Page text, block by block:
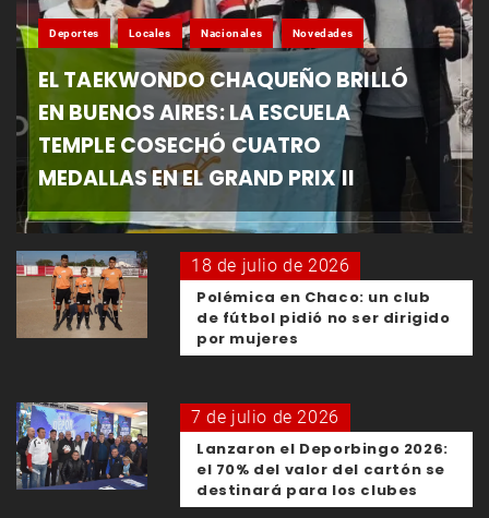
Deportes Locales Nacionales Novedades
EL TAEKWONDO CHAQUEÑO BRILLÓ
EN BUENOS AIRES: LA ESCUELA
TEMPLE COSECHÓ CUATRO
MEDALLAS EN EL GRAND PRIX II
18 de julio de 2026
Polémica en Chaco: un club
de fútbol pidió no ser dirigido
por mujeres
7 de julio de 2026
Lanzaron el Deporbingo 2026:
el 70% del valor del cartón se
destinará para los clubes